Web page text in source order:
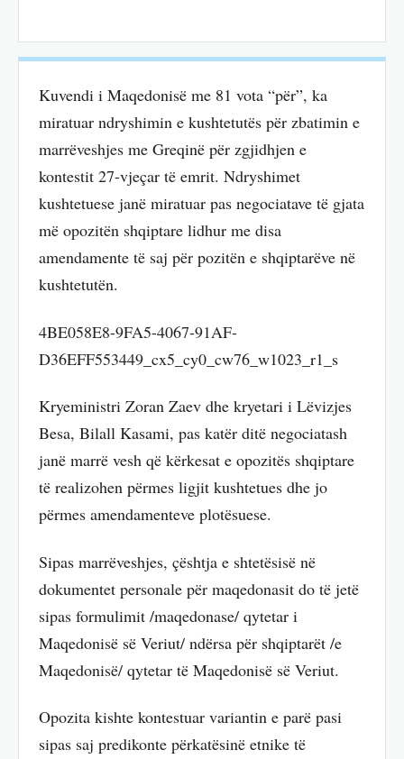
Kuvendi i Maqedonisë me 81 vota “për”, ka
miratuar ndryshimin e kushtetutës për zbatimin e
marrëveshjes me Greqinë për zgjidhjen e
kontestit 27-vjeçar të emrit. Ndryshimet
kushtetuese janë miratuar pas negociatave të gjata
më opozitën shqiptare lidhur me disa
amendamente të saj për pozitën e shqiptarëve në
kushtetutën.
4BE058E8-9FA5-4067-91AF-
D36EFF553449_cx5_cy0_cw76_w1023_r1_s
Kryeministri Zoran Zaev dhe kryetari i Lëvizjes
Besa, Bilall Kasami, pas katër ditë negociatash
janë marrë vesh që kërkesat e opozitës shqiptare
të realizohen përmes ligjit kushtetues dhe jo
përmes amendamenteve plotësuese.
Sipas marrëveshjes, çështja e shtetësisë në
dokumentet personale për maqedonasit do të jetë
sipas formulimit /maqedonase/ qytetar i
Maqedonisë së Veriut/ ndërsa për shqiptarët /e
Maqedonisë/ qytetar të Maqedonisë së Veriut.
Opozita kishte kontestuar variantin e parë pasi
sipas saj predikonte përkatësinë etnike të